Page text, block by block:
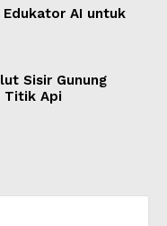
AI untuk
Sisir Gunung
Titik Api